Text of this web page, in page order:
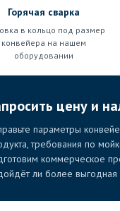
Горячая сварка
в кольцо под размер
конвейера на нашем
оборудовании
цену и
параметры
требования по
коммерческое
ли более